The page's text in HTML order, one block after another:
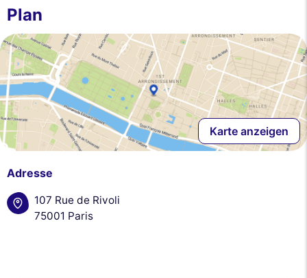
Plan
Karte anzeigen
Adresse
107 Rue de Rivoli
75001 Paris